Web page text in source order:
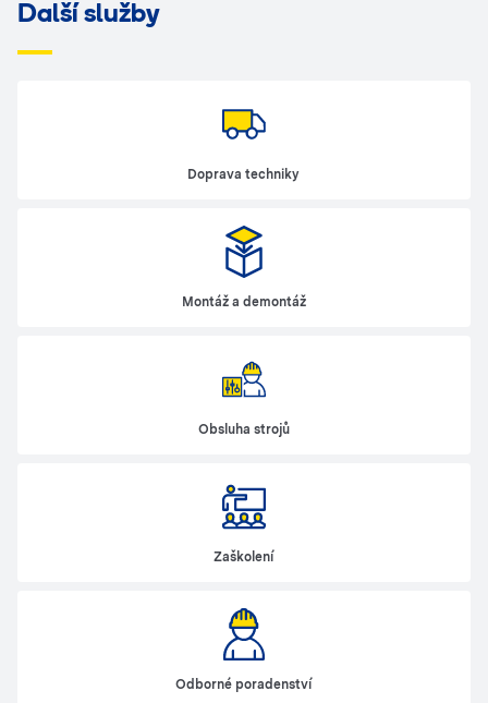
Další služby
Doprava techniky
Montáž a demontáž
Obsluha strojů
Zaškolení
Odborné poradenství